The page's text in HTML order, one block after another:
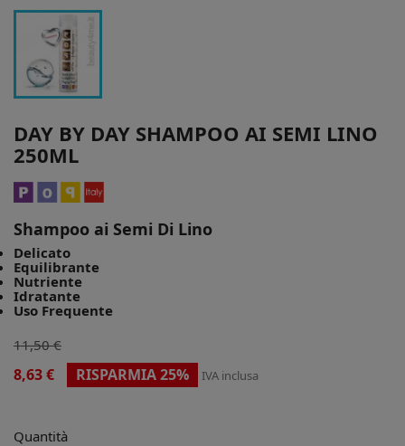
DAY BY DAY SHAMPOO AI SEMI LINO
250ML
Shampoo ai Semi Di Lino
Delicato
Equilibrante
Nutriente
Idratante
Uso Frequente
11,50 €
8,63 € RISPARMIA 25% IVA inclusa
Quantità